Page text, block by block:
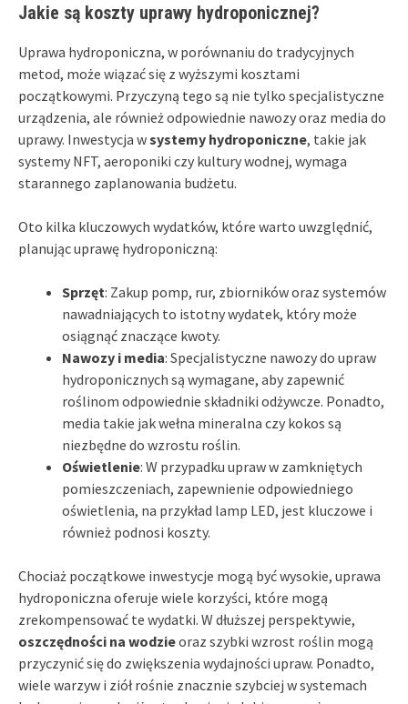
Jakie są koszty uprawy hydroponicznej?
Uprawa hydroponiczna, w porównaniu do tradycyjnych
metod, może wiązać się z wyższymi kosztami
początkowymi. Przyczyną tego są nie tylko specjalistyczne
urządzenia, ale również odpowiednie nawozy oraz media do
uprawy. Inwestycja wsystemy hydroponiczne, takie jak
systemy NFT, aeroponiki czy kultury wodnej, wymaga
starannego zaplanowania budżetu.
Oto kilka kluczowych wydatków, które warto uwzględnić,
planując uprawę hydroponiczną:
Sprzęt: Zakup pomp, rur, zbiorników oraz systemów
nawadniających to istotny wydatek, który może
osiągnąć znaczące kwoty.
Nawozy i media: Specjalistyczne nawozy do upraw
hydroponicznych są wymagane, aby zapewnić
roślinom odpowiednie składniki odżywcze. Ponadto,
media takie jak wełna mineralna czy kokos są
niezbędne do wzrostu roślin.
Oświetlenie: W przypadku upraw w zamkniętych
pomieszczeniach, zapewnienie odpowiedniego
oświetlenia, na przykład lamp LED, jest kluczowe i
również podnosi koszty.
Chociaż początkowe inwestycje mogą być wysokie, uprawa
hydroponiczna oferuje wiele korzyści, które mogą
zrekompensować te wydatki. W dłuższej perspektywie,
oszczędności na wodzieoraz szybki wzrost roślin mogą
przyczynić się do zwiększenia wydajności upraw. Ponadto,
wiele warzyw i ziół rośnie znacznie szybciej w systemach